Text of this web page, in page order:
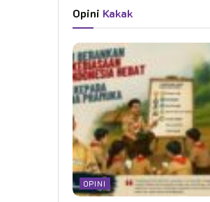
Opini Kakak
OPINI